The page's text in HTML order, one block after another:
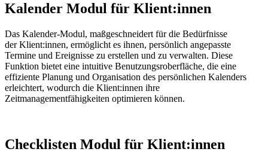
Kalender Modul für Klient:innen
Das Kalender-Modul, maßgeschneidert für die Bedürfnisse
derKlient:innen, ermöglicht es ihnen, persönlich angepasste
Termine und Ereignisse zu erstellen und zu verwalten. Diese
Funktion bietet eine intuitive Benutzungsroberfläche, die eine
effiziente Planung und Organisation des persönlichen Kalenders
erleichtert, wodurch die Klient:innen ihre
Zeitmanagementfähigkeiten optimieren können.
Checklisten Modul für Klient:innen